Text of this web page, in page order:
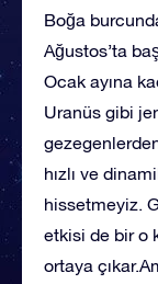
Boğa
Ağustos’ta
Ocak ayına
Uranüs gibi
hızlı ve
hissetmeyiz.
etkisi de bir o
ortaya